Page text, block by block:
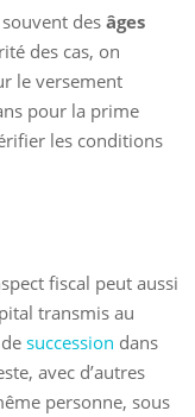
des âges
des cas, on
le versement
pour la prime
les conditions
fiscal peut aussi
transmis au
succession dans
avec d’autres
personne, sous